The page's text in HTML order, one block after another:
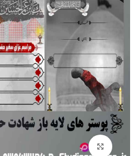
برای بزرگنمایی کلیک کنید